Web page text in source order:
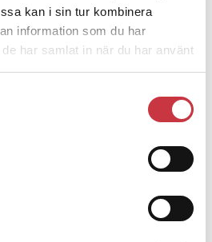
kan i sin tur kombinera
information som du har
har samlat in när du har använt
Det är inte evidenskrav som